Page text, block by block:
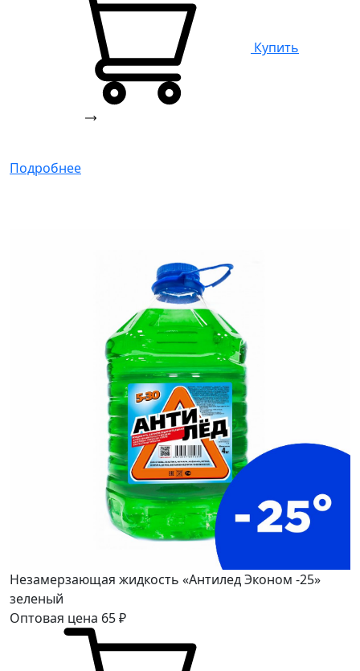
Купить
Подробнее
Незамерзающая жидкость «Антилед Эконом -25»
зеленый
Оптовая цена 65₽